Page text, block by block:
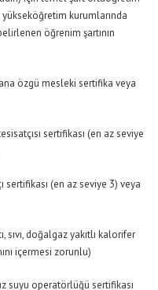
kurumlarında
öğrenim şartının
özgü mesleki sertifika veya
sertifikası (en az seviye
sertifikası (en az seviye 3) veya
doğalgaz yakıtlı kalorifer
içermesi zorunlu)
suyu operatörlüğü sertifikası